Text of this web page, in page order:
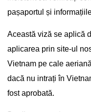
pașaportul și
Această viză se aplică
aplicarea prin site-ul
Vietnam pe cale
dacă nu intrați în
fost aprobată.